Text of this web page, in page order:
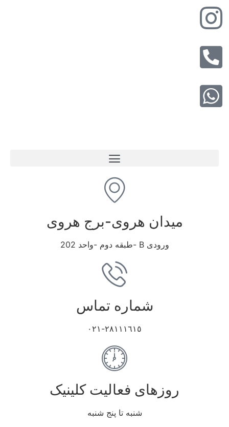
میدان هروی-برج هروی
ورودی B -طبقه دوم -واحد 202
شماره تماس
٢٨١١١٦١٥-٠٢١
روزهای فعالیت کلینیک
شنبه تا پنج شنبه